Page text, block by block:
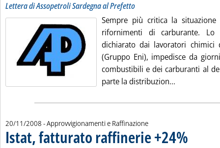
Lettera di Assopetroli Sardegna al Prefetto
Sempre più critica la
rifornimenti di carburante. Lo
dichiarato dai lavoratori chimici
(Gruppo Eni), impedisce da
combustibili e dei carburanti al
parte la distribuzion...
20/11/2008 - Approvvigionamenti e Raffinazione
Istat, fatturato raffinerie +24%